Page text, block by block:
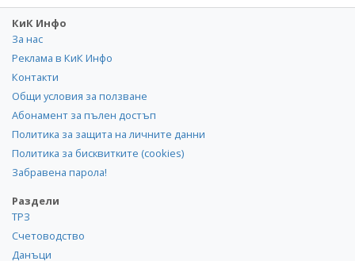
КиК Инфо
За нас
Реклама в КиК Инфо
Контакти
Общи условия за ползване
Абонамент за пълен достъп
Политика за защита на личните данни
Политика за бисквитките (cookies)
Забравена парола!
Раздели
ТРЗ
Счетоводство
Данъци